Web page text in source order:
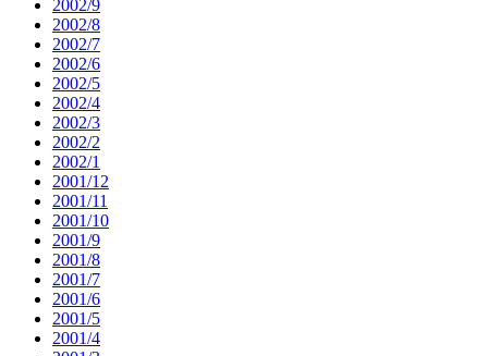
2002/9
2002/8
2002/7
2002/6
2002/5
2002/4
2002/3
2002/2
2002/1
2001/12
2001/11
2001/10
2001/9
2001/8
2001/7
2001/6
2001/5
2001/4